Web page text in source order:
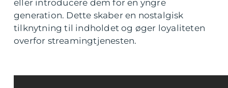
eller introducere dem for en yngre
generation. Dette skaber en nostalgisk
tilknytning til indholdet og øger loyaliteten
overfor streamingtjenesten.